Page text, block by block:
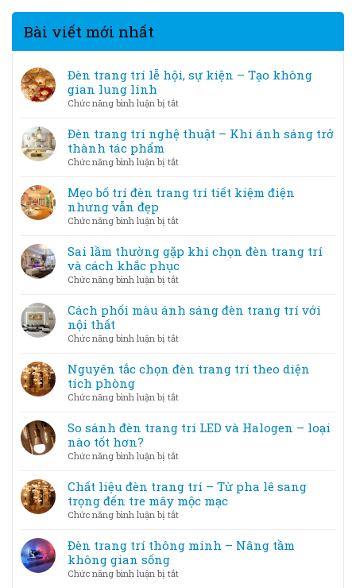
Bài viết mới nhất
Đèn trang trí lễ hội, sự kiện – Tạo không
gian lung linh
Chức năng bình luận bị tắtở
trang
trí
hội,
kiện
Tạo
gian
lung
linh
Đèn trang trí nghệ thuật – Khi ánh sáng trở
thành tác phẩm
Chức năng bình luận bị tắtở
trang
trí
thuật
Khi
ánh
sáng
thành
phẩm
Mẹo bố trí đèn trang trí tiết kiệm điện
nhưng vẫn đẹp
Chức năng bình luận bị tắtở
trí
đèn
trang
tiết
điện
vẫn
Sai lầm thường gặp khi chọn đèn trang trí
và cách khắc phục
Chức năng bình luận bị tắtở
lầm
thường
khi
đèn
trí
cách
phục
Cách phối màu ánh sáng đèn trang trí với
nội thất
Chức năng bình luận bị tắtở
phối
màu
sáng
trang
với
thất
Nguyên tắc chọn đèn trang trí theo diện
tích phòng
Chức năng bình luận bị tắtở
tắc
chọn
trang
theo
diện
tích
So sánh đèn trang trí LED và Halogen – loại
nào tốt hơn?
Chức năng bình luận bị tắtở
sánh
đèn
trang
trí
và
–
Chất liệu đèn trang trí – Từ pha lê sang
trọng đến tre mây mộc mạc
Chức năng bình luận bị tắtở
đèn
trí
Đèn trang trí thông minh – Nâng tầm
không gian sống
Chức năng bình luận bị tắtở